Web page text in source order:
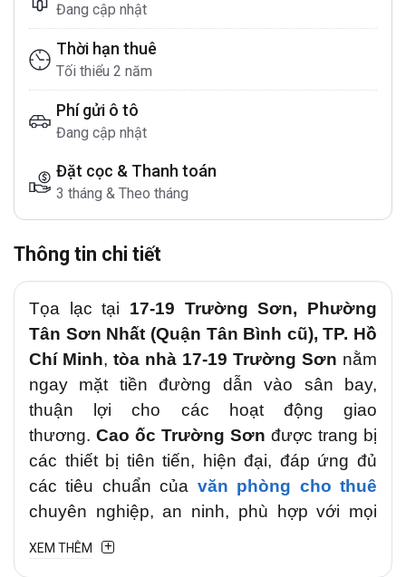
Đang cập nhật
Thời hạn thuê
Tối thiểu 2 năm
Phí gửi ô tô
Đang cập nhật
Đặt cọc & Thanh toán
3 tháng & Theo tháng
Thông tin chi tiết
Tọa lạc tại 17-19 Trường Sơn, Phường
Tân Sơn Nhất (Quận Tân Bình cũ), TP. Hồ
Chí Minh, tòa nhà 17-19 Trường Sơn nằm
ngay mặt tiền đường dẫn vào sân bay,
thuận lợi cho các hoạt động giao
thương. Cao ốc Trường Sơn được trang bị
các thiết bị tiên tiến, hiện đại, đáp ứng đủ
các tiêu chuẩn của văn phòng cho thuê
chuyên nghiệp, an ninh, phù hợp với mọi
công ty, doanh nghiệp trong và ngoài nước
XEM THÊM